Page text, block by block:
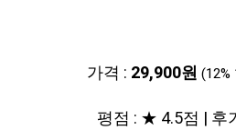
가격 : 29,900원 (12%
평점 : ★ 4.5점 | 후